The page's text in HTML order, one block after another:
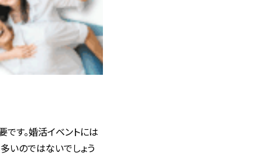
す。婚活イベントには
いのではないでしょう